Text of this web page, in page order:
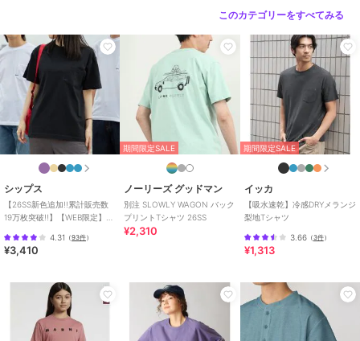
本体: 綿100%、 リブ: 綿100%
商品のお取り扱い方法
原産国
このカテゴリーをすべてみる
シップス
【26SS新色追加!!累計販売数
19万枚突破!!】【WEB限定】
4.31 （93件）
¥3,410
期間限定SALE
ノーリーズ グッドマン
別注 SLOWLY WAGON バック
プリントTシャツ 26SS
¥2,310
期間限定SALE
イッカ
【吸水速乾】冷感DRYメランジ
梨地Tシャツ
3.66（3件）
¥1,313